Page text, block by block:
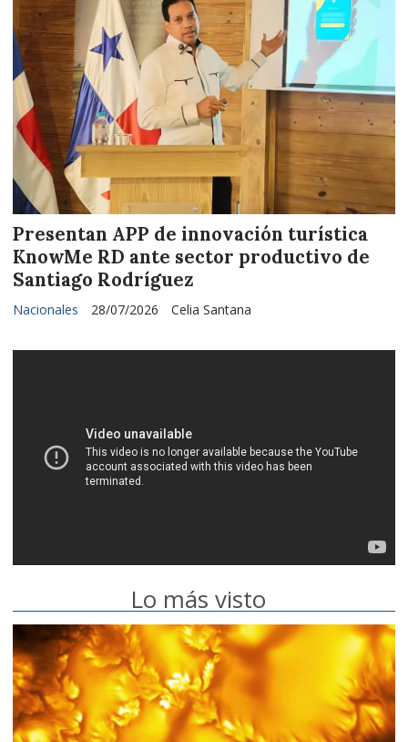
Presentan APP de innovación turística
KnowMe RD ante sector productivo de
Santiago Rodríguez
Celia Santana
Nacionales 28/07/2026
Lo más visto